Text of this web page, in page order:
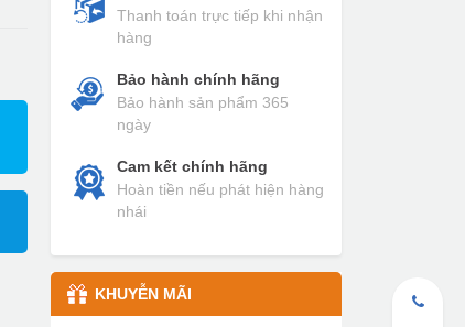
Thanh toán trực tiếp khi nhận
hàng
Bảo hành chính hãng
Bảo hành sản phẩm 365
ngày
Cam kết chính hãng
Hoàn tiền nếu phát hiện hàng
nhái
KHUYỄN MÃI